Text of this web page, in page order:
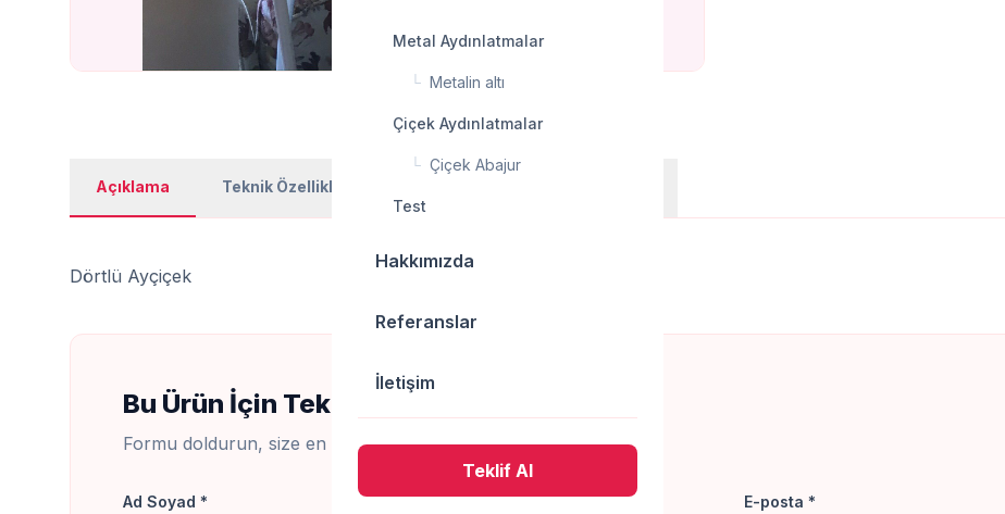
Metal Aydınlatmalar
└ Metalin altı
Çiçek Aydınlatmalar
└ Çiçek Abajur
Test
Hakkımızda
Referanslar
İletişim
Teklif Al
Açıklama Teknik Özellikler
Dörtlü Ayçiçek
Bu Ürün İçin Teklif Al
Formu doldurun, size en kısa sürede dönüş yapalım.
Ad Soyad * E-posta *